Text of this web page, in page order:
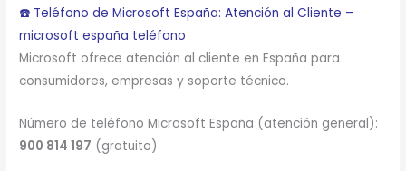
☎️ Teléfono de Microsoft España: Atención al Cliente –
microsoft españa teléfono
Microsoft ofrece atención al cliente en España para
consumidores, empresas y soporte técnico.
Número de teléfono Microsoft España (atención general):
900 814 197 (gratuito)